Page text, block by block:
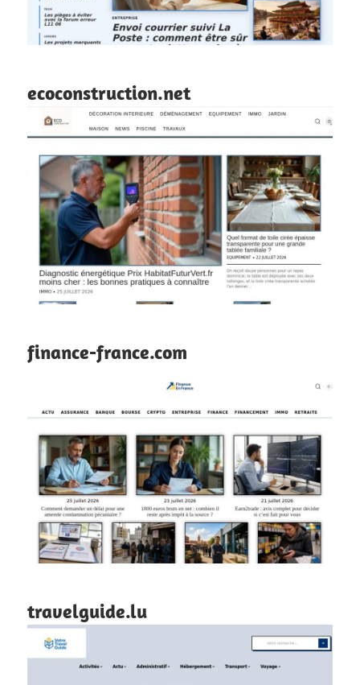
ecoconstruction.net
finance-france.com
travelguide.lu